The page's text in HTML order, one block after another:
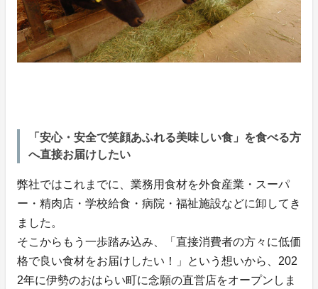
「安心・安全で笑顔あふれる美味しい食」を食べる方
へ直接お届けしたい
弊社ではこれまでに、業務用食材を外食産業・スーパ
ー・精肉店・学校給食・病院・福祉施設などに卸してき
ました。
そこからもう一歩踏み込み、「直接消費者の方々に低価
格で良い食材をお届けしたい！」という想いから、202
2年に伊勢のおはらい町に念願の直営店をオープンしま